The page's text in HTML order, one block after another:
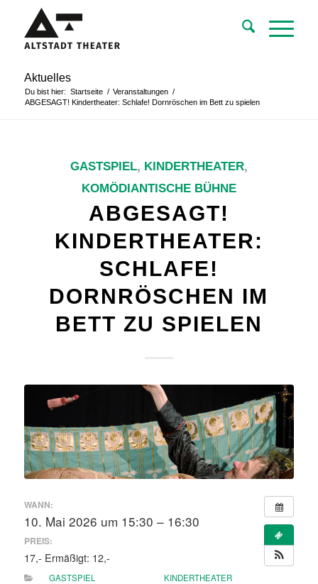
Aktuelles
Du bist hier: Startseite / Veranstaltungen /
ABGESAGT! Kindertheater: Schlafe! Dornröschen im Bett zu spielen
GASTSPIEL, KINDERTHEATER,
KOMÖDIANTISCHE BÜHNE
ABGESAGT!
KINDERTHEATER:
SCHLAFE!
DORNRÖSCHEN IM
BETT ZU SPIELEN
WANN:
10. Mai 2026 um 15:30 – 16:30
PREIS:
17,- Ermäßigt: 12,-
GASTSPIEL
KINDERTHEATER